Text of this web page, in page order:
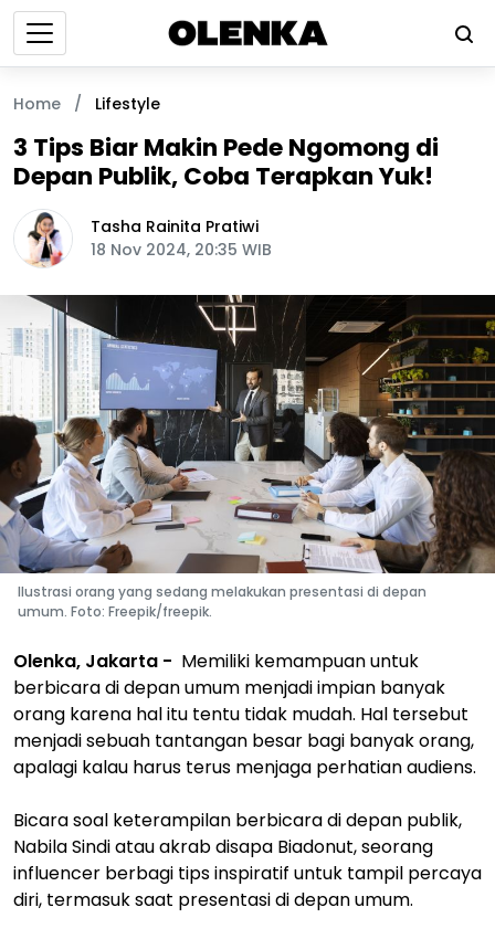
Home / Lifestyle
3 Tips Biar Makin Pede Ngomong di
Depan Publik, Coba Terapkan Yuk!
Tasha Rainita Pratiwi
18 Nov 2024, 20:35 WIB
Ilustrasi orang yang sedang melakukan presentasi di depan
umum. Foto: Freepik/freepik.
Olenka, Jakarta - Memiliki kemampuan untuk
berbicara di depan umum menjadi impian banyak
orang karena hal itu tentu tidak mudah. Hal tersebut
menjadi sebuah tantangan besar bagi banyak orang,
apalagi kalau harus terus menjaga perhatian audiens.
Bicara soal keterampilan berbicara di depan publik,
Nabila Sindi atau akrab disapa Biadonut, seorang
influencer berbagi tips inspiratif untuk tampil percaya
diri, termasuk saat presentasi di depan umum.